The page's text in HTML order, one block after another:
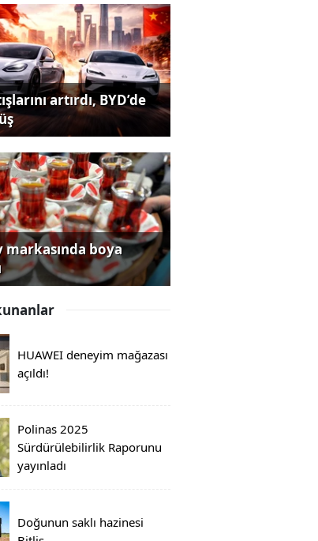
artırdı, BYD’de
markasında boya
HUAWEI deneyim mağazası
açıldı!
Polinas 2025
Sürdürülebilirlik Raporunu
yayınladı
Doğunun saklı hazinesi